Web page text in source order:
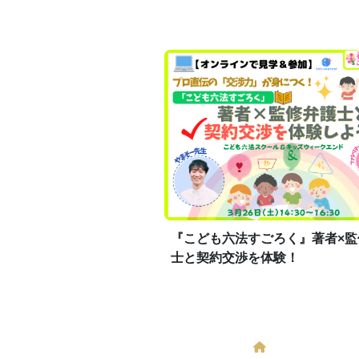
『こども六法すごろく』著者×
士と契約交渉を体験！